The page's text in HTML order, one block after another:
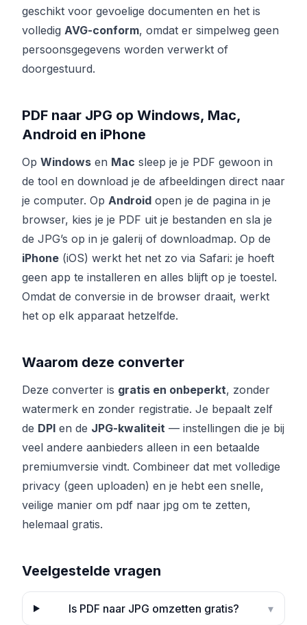
geschikt voor gevoelige documenten en het is
volledig AVG-conform, omdat er simpelweg geen
persoonsgegevens worden verwerkt of
doorgestuurd.
PDF naar JPG op Windows, Mac,
Android en iPhone
Op Windows en Mac sleep je je PDF gewoon in
de tool en download je de afbeeldingen direct naar
je computer. Op Android open je de pagina in je
browser, kies je je PDF uit je bestanden en sla je
de JPG’s op in je galerij of downloadmap. Op de
iPhone (iOS) werkt het net zo via Safari: je hoeft
geen app te installeren en alles blijft op je toestel.
Omdat de conversie in de browser draait, werkt
het op elk apparaat hetzelfde.
Waarom deze converter
Deze converter is gratis en onbeperkt, zonder
watermerk en zonder registratie. Je bepaalt zelf
de DPI en de JPG-kwaliteit — instellingen die je bij
veel andere aanbieders alleen in een betaalde
premiumversie vindt. Combineer dat met volledige
privacy (geen uploaden) en je hebt een snelle,
veilige manier om pdf naar jpg om te zetten,
helemaal gratis.
Veelgestelde vragen
Is PDF naar JPG omzetten gratis? ▾